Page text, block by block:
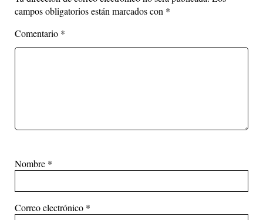
campos obligatorios están marcados con *
Comentario *
Nombre *
Correo electrónico *